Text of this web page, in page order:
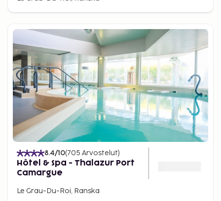
8.4/10(705 Arvostelut)
Hôtel & Spa - Thalazur Port
Camargue
Le Grau-Du-Roi, Ranska